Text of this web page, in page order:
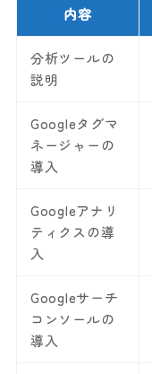
内容
分析ツールの
説明
Googleタグマ
ネージャーの
導入
Googleアナリ
ティクスの導
入
Googleサーチ
コンソールの
導入